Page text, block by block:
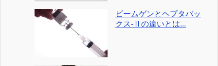
ビームゲンとヘプタバッ
クス-Ⅱの違いとは...